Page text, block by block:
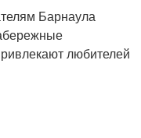
Барнаула
любителей